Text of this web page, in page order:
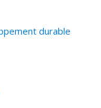
d’aménagement.
durable